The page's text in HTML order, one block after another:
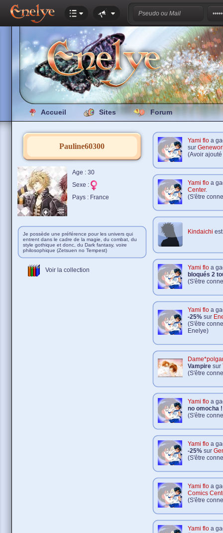
Accueil Sites Forum
Pauline60300
Age : 30
Sexe :
Pays : France
Je possède une préférence pour les univers qui
entrent dans le cadre de la magie, du combat, du
style gothique et donc, du Dark fantasy, voire
philosophique (Zetsuen no Tempest)
Voir la collection
Yami floa
sur
(Avoir
Yami floa
Center.
(S'être
Kindaichi
Yami floa
bloqués 2
(S'être
Yami floa
-25%sur
(S'être
Enelye)
Vampiresur
(S'être
Yami floa
no omocha !
(S'être
Yami floa
-25%sur
(S'être
Yami floa
Comics
(S'être
Yami floa